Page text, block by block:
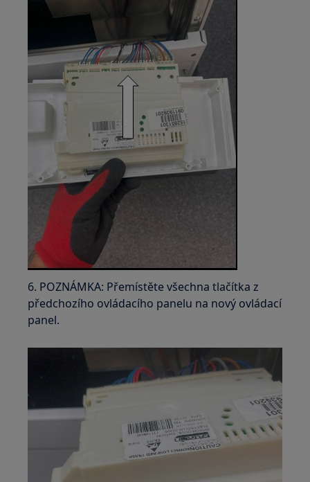
6. POZNÁMKA: Přemístěte všechna tlačítka z
předchozího ovládacího panelu na nový ovládací
panel.